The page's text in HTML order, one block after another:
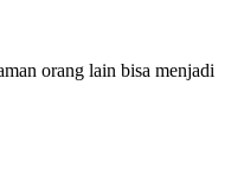
orang lain bisa menjadi